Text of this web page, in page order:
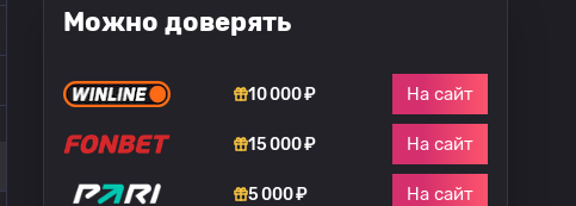
Можно доверять
10 000 ₽ На сайт
15 000 ₽ На сайт
5 000 ₽ На сайт